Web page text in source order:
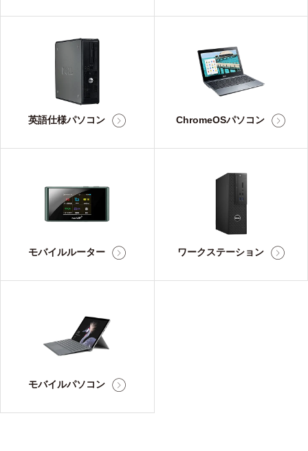
英語仕様パソコン ChromeOSパソコン
モバイルルーター ワークステーション
モバイルパソコン